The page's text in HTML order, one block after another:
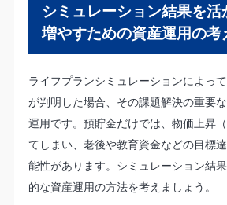
シミュレーション結果を
増やすための資産運用の考
ライフプランシミュレーションによっ
が判明した場合、その課題解決の重要
運用です。預貯金だけでは、物価上昇
てしまい、老後や教育資金などの目標
能性があります。シミュレーション結
的な資産運用の方法を考えましょう。